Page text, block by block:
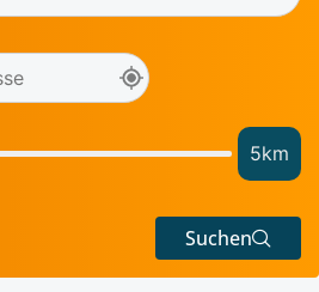
5km
Suchen